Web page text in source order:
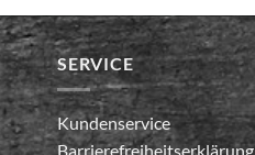
SERVICE
Kundenservice
Barrierefreiheitserklärung